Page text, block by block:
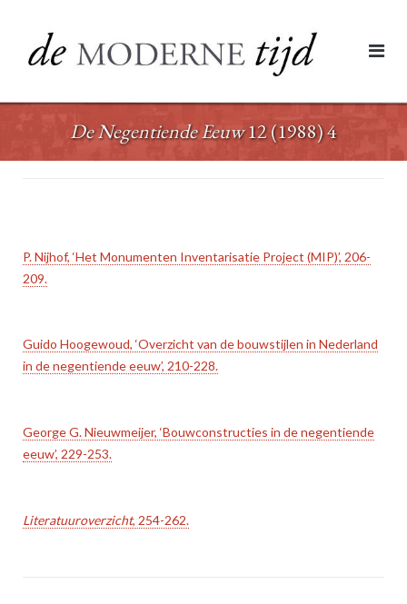
De Negentiende Eeuw12 (1988) 4
P. Nijhof, ‘Het Monumenten Inventarisatie Project (MIP)’, 206-
209.
Guido Hoogewoud, ‘Overzicht van de bouwstijlen in Nederland
in de negentiende eeuw’, 210-228.
George G. Nieuwmeijer, ‘Bouwconstructies in de negentiende
eeuw’, 229-253.
Literatuuroverzicht, 254-262.